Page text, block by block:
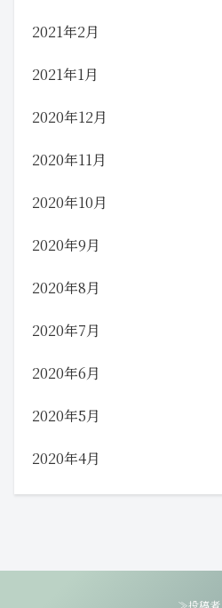
2021年2月
2021年1月
2020年12月
2020年11月
2020年10月
2020年9月
2020年8月
2020年7月
2020年6月
2020年5月
2020年4月